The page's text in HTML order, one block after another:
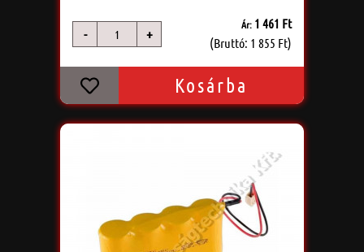
- +
Ár: 1 461 Ft
(Bruttó: 1 855 Ft)
Kosárba